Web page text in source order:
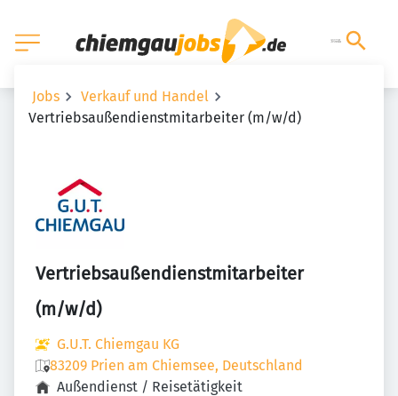
Jobs
Verkauf und Handel
Vertriebsaußendienstmitarbeiter (m/w/d)
Vertriebsaußendienstmitarbeiter
(m/w/d)
G.U.T. Chiemgau KG
83209 Prien am Chiemsee, Deutschland
Außendienst / Reisetätigkeit